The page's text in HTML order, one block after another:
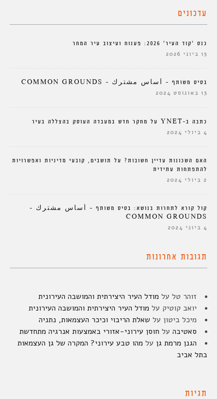
עדכונים
כנס ‘קוד העיר’ 2026: פענוח ועיצוב עיר המחר
15 ביוני 2026
בסיס משותף – أساس مشترك – COMMON GROUNDS
13 באוגוסט 2024
כתבה ב-YNET על מחקר חדש במעבדה העוסק בהצללה בעיר
4 ביולי 2024
האם השכונות עדיין חשובות? על תושבים, קובעי מדיניות ואפשרויות
להתפתחות עתידית
2 ביולי 2024
קול קורא לתחרות בנושא: בסיס משותף – أساس مشترك –
COMMON GROUNDS
4 ביוני 2024
תגובות אחרונות
זוהר טל על מודל העיר היצירתית והמושבה העירונית
יואב קוטיק על מודל העיר היצירתית והמושבה העירונית
מיכל ביטון על שאלת הריבוי וכיכר העצמאות, נתניה
סאטיבה על חוסן עירוני-אזורי באמצעות אנרגיה מתחדשת
הגנן מרמת גן על מהו טבע עירוני? המקרה של גן העצמאות
בתל אביב
תגיות